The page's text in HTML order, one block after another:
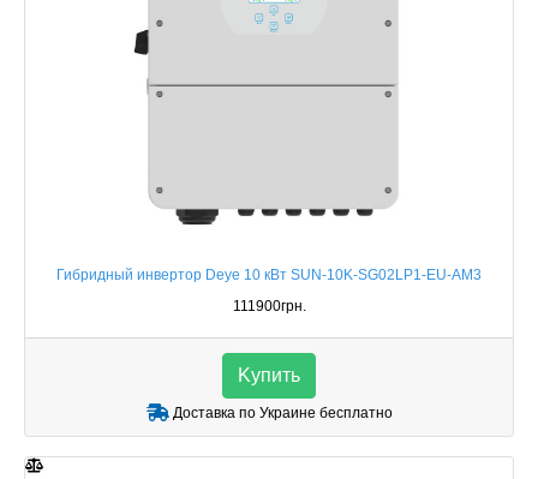
Гибридный инвертор Deye 10 кВт SUN-10K-SG02LP1-EU-AM3
111900грн.
Kупить
Доставка по Украине бесплатно